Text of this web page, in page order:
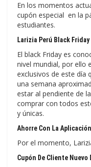
En los momentos
cupón especial en la
estudiantes.
Larizia Perú Black
El black Friday es
nivel mundial, por ello
exclusivos de este día
una semana
estar al pendiente de
comprar con todos
y únicas.
Ahorre Con La
Por el momento,
Cupón De Cliente Nuevo